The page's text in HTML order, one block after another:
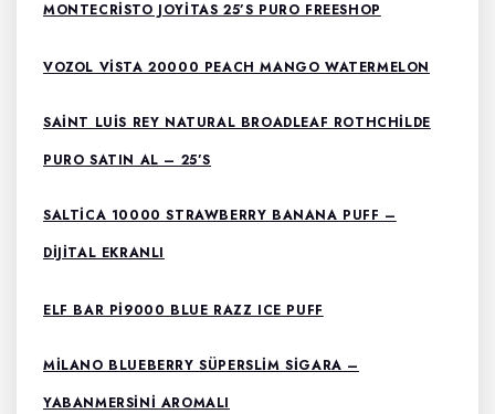
MONTECRISTO JOYITAS 25’S PURO FREESHOP
VOZOL VISTA 20000 PEACH MANGO WATERMELON
SAINT LUIS REY NATURAL BROADLEAF ROTHCHILDE
PURO SATIN AL – 25’S
SALTICA 10000 STRAWBERRY BANANA PUFF –
DIJITAL EKRANLI
ELF BAR PI9000 BLUE RAZZ ICE PUFF
MILANO BLUEBERRY SÜPERSLIM SIGARA –
YABANMERSINI AROMALI